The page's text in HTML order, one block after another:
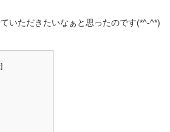
いただきたいなぁと思ったのです(*^-^*)
]